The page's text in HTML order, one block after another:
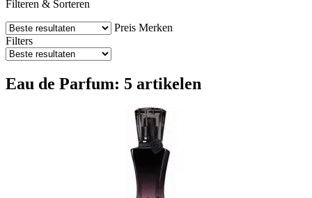
Filteren & Sorteren
Preis Merken
Filters
Eau de Parfum: 5 artikelen